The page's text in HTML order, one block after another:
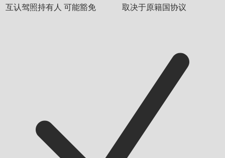
互认驾照持有人 可能豁免 取决于原籍国协议